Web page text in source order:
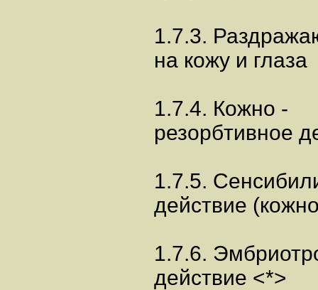
1.7.3.
на кожу и глаза
1.7.4. Кожно -
резорбтивное
1.7.5.
действие
1.7.6.
действие <*>